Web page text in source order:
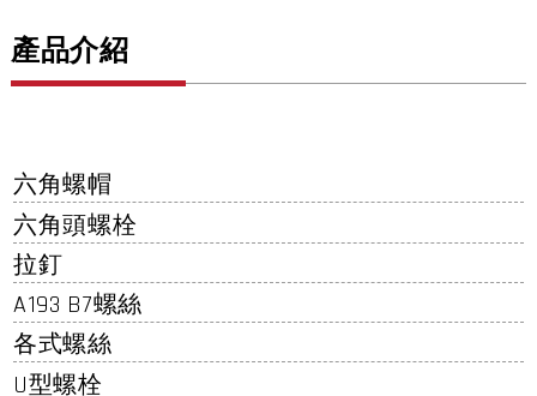
產品介紹
六角螺帽
六角頭螺栓
拉釘
A193 B7螺絲
各式螺絲
U型螺栓